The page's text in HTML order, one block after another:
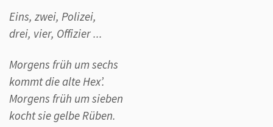
Eins, zwei, Polizei,
drei, vier, Offizier ...
Morgens früh um sechs
kommt die alte Hex’.
Morgens früh um sieben
kocht sie gelbe Rüben.